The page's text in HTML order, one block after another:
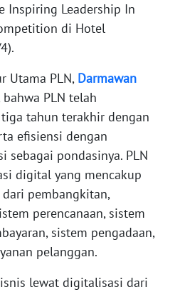
Inspiring Leadership In
di Hotel
Utama PLN, Darmawan
PLN telah
tahun terakhir dengan
efisiensi dengan
sebagai pondasinya. PLN
digital yang mencakup
pembangkitan,
perencanaan, sistem
sistem pengadaan,
pelanggan.
lewat digitalisasi dari